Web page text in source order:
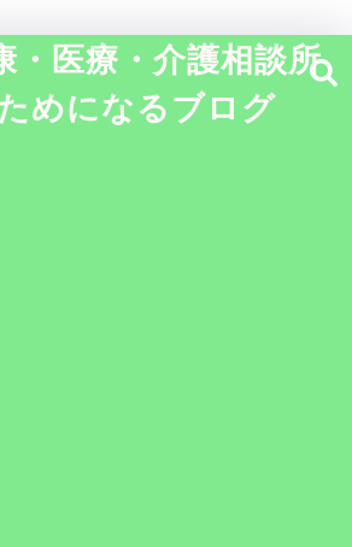
・医療・介護相談所
めになるブログ